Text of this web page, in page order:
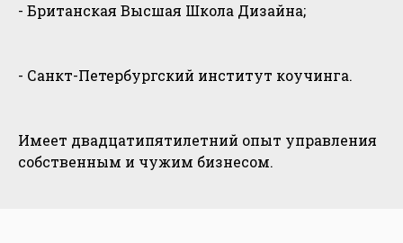
- Британская Высшая Школа Дизайна;
- Санкт-Петербургский институт коучинга.
Имеет двадцатипятилетний опыт управления
собственным и чужим бизнесом.